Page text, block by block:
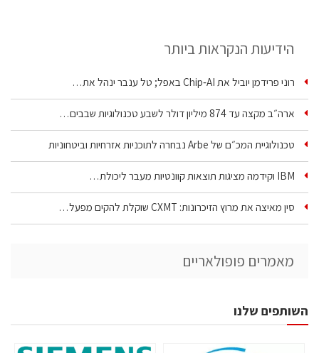
הידיעות הנקראות ביותר
רוני פרידמן יוביל את Chip‑AI באפל; טל ענבר ינהל את…
ארה״ב מקצה עד 874 מיליון דולר לשבע טכנולוגיות שבבים…
טכנולוגיית המכ״ם של Arbe נבחרה לתוכניות אזרחיות וביטחוניות
IBM וקידמה מציגות תוצאות קוונטיות מעבר ליכולת…
סין מאיצה את מרוץ הזיכרונות: CXMT שוקלת להקים מפעל…
מאמרים פופולאריים
השותפים שלנו